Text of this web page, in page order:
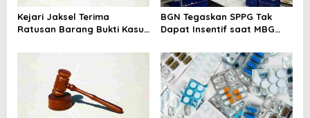
Kejari Jaksel Terima
Ratusan Barang Bukti Kasus
Jokowi
BGN Tegaskan SPPG Tak
Dapat Insentif saat MBG